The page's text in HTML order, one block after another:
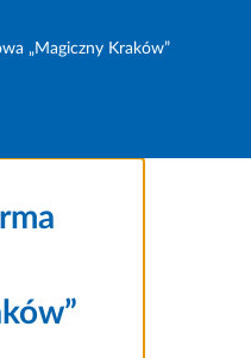
„Magiczny Kraków”